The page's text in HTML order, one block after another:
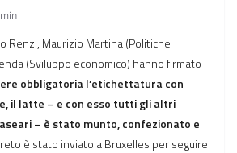
Renzi, Maurizio Martina (Politiche
(Sviluppo economico) hanno firmato
obbligatoria l’etichettatura con
il latte – e con esso tutti gli altri
– è stato munto, confezionato e
è stato inviato a Bruxelles per seguire